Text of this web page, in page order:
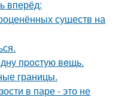
вперёд:
существ на
пpocтую вeщь.
границы.
в паре - это не